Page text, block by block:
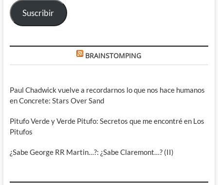
Suscribir
BRAINSTOMPING
Paul Chadwick vuelve a recordarnos lo que nos hace humanos
en Concrete: Stars Over Sand
Pitufo Verde y Verde Pitufo: Secretos que me encontré en Los
Pitufos
¿Sabe George RR Martin…?: ¿Sabe Claremont…? (II)